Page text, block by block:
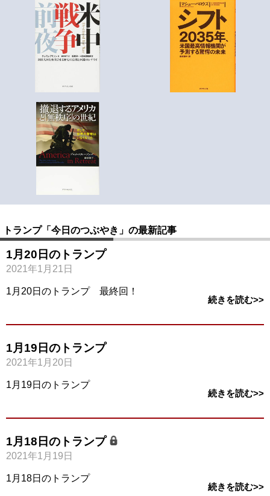
トランプ「今日のつぶやき」の最新記事
1月20日のトランプ
2021年1月21日
1月20日のトランプ 最終回！
続きを読む>>
1月19日のトランプ
2021年1月20日
1月19日のトランプ
続きを読む>>
1月18日のトランプ
2021年1月19日
1月18日のトランプ
続きを読む>>